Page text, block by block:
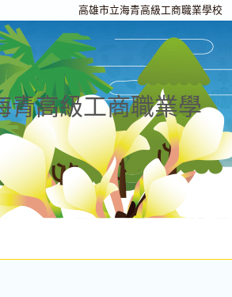
高雄市立海青高級工商職業學校
青高級工商職業學